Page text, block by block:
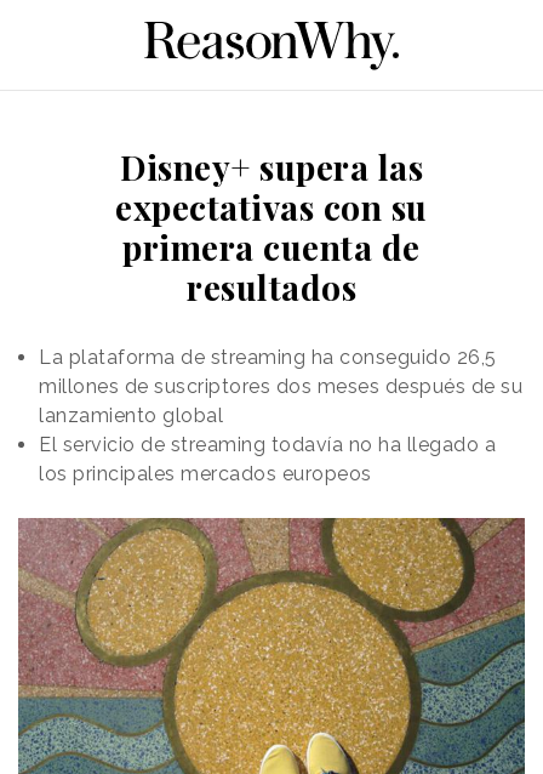
Disney+ supera las
expectativas con su
primera cuenta de
resultados
La plataforma de streaming ha conseguido 26,5
millones de suscriptores dos meses después de su
lanzamiento global
El servicio de streaming todavía no ha llegado a
los principales mercados europeos